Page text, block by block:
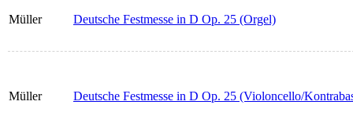
Müller Deutsche Festmesse in D Op. 25 (Orgel)
Müller Deutsche Festmesse in D Op. 25 (Violoncello/